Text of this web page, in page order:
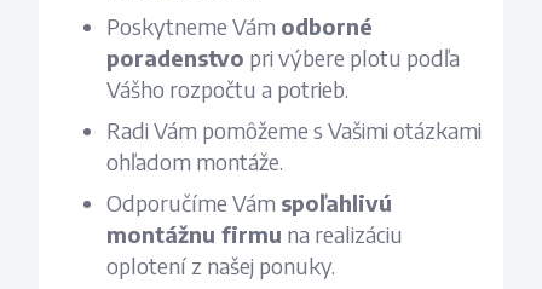
Poskytneme Vám odborné
poradenstvo pri výbere plotu podľa
Vášho rozpočtu a potrieb.
Radi Vám pomôžeme s Vašimi otázkami
ohľadom montáže.
Odporučíme Vám spoľahlivú
montážnu firmu na realizáciu
oplotení z našej ponuky.